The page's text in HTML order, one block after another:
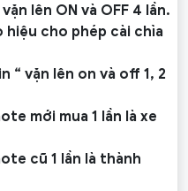
lên ON và OFF 4 lần.
hiệu cho phép cài chìa
“ vặn lên on và off 1, 2
mới mua 1 lần là xe
cũ 1 lần là thành